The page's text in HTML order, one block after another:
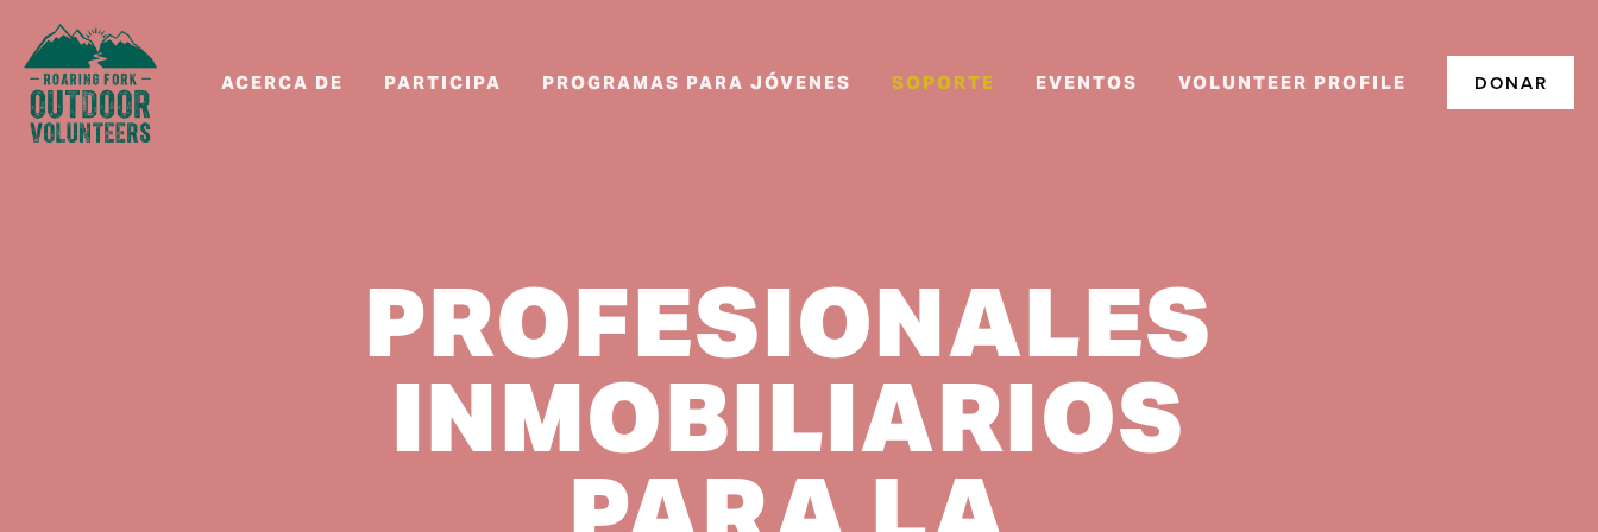
ACERCA DE PARTICIPA PROGRAMAS PARA JÓVENES SOPORTE EVENTOS VOLUNTEER PROFILE DONAR
PROFESIONALES
INMOBILIARIOS